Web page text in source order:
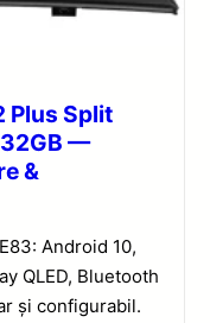
Plus Split
—
&
Android 10,
QLED, Bluetooth
și configurabil.